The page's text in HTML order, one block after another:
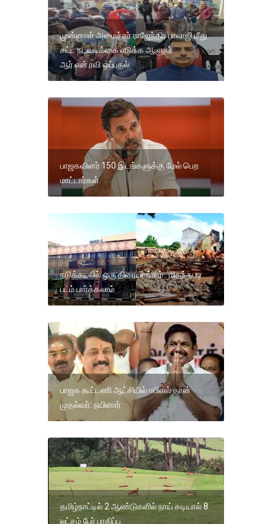
முன்னாள் அமைச்சர் ராஜேந்திர பாலாஜி மீது
சட்ட நடவடிக்கை எடுக்க ஆளுநர்
ஆர்.என்.ரவி ஒப்புதல்
பாஜகவினர் 150 இடங்களுக்கு மேல் பெற
மாட்டார்கள்
நடுக்கடலில் ஒரு திரையரங்கம்.. மிதந்தபடி
படம் பார்க்கலாம்
பாஜக கூட்டணி ஆட்சியில் ஈபிஎஸ் தான்
முதல்வர்: நயினார்
தமிழ்நாட்டில் 2 ஆண்டுகளில் நாய் கடியால் 8
லட்சம் பேர் பாதிப்பு.